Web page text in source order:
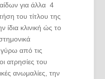
για άλλα 4
του τίτλου της
ίδια κλινική ώς το
γύρω από τις
ατρησίες του
ανωμαλίες, την